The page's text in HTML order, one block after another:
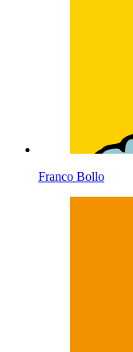
Franco Bollo